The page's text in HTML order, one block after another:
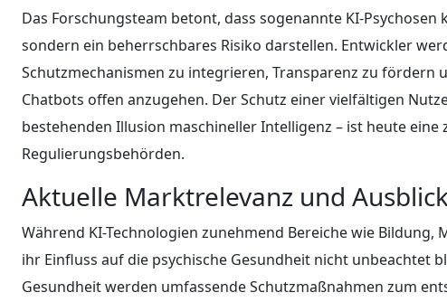
Das Forschungsteam betont, dass sogenannte KI-
sondern ein beherrschbares Risiko darstellen. Entwickler
Schutzmechanismen zu integrieren, Transparenz zu fördern
Chatbots offen anzugehen. Der Schutz einer vielfältigen
bestehenden Illusion maschineller Intelligenz – ist heute
Regulierungsbehörden.
Aktuelle Marktrelevanz und
Während KI-Technologien zunehmend Bereiche wie
ihr Einfluss auf die psychische Gesundheit nicht unbeachtet
Gesundheit werden umfassende Schutzmaßnahmen zum